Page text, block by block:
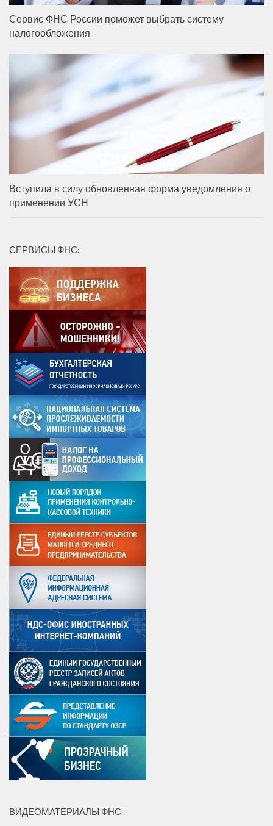
Сервис ФНС России поможет выбрать систему
налогообложения
Вступила в силу обновленная форма уведомления о
применении УСН
СЕРВИСЫ ФНС:
ВИДЕОМАТЕРИАЛЫ ФНС: